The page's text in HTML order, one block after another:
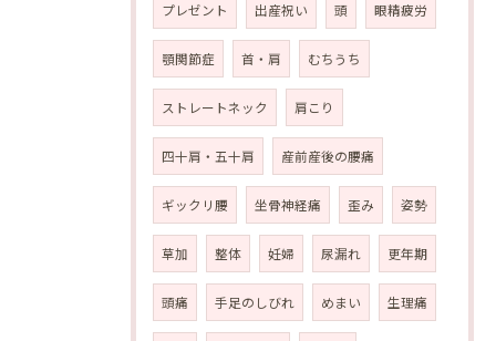
プレゼント 出産祝い 頭 眼精疲労
顎関節症 首・肩 むちうち
ストレートネック 肩こり
四十肩・五十肩 産前産後の腰痛
ギックリ腰 坐骨神経痛 歪み 姿勢
草加 整体 妊婦 尿漏れ 更年期
頭痛 手足のしびれ めまい 生理痛